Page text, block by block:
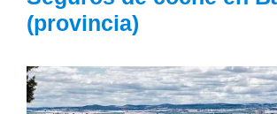
(provincia)